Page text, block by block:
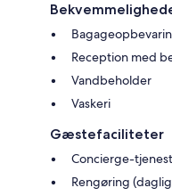
Reception med
Vandbeholder
Vaskeri
Gæstefaciliteter
Concierge-
Rengøring